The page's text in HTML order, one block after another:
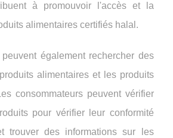
à promouvoir l'accès et la
alimentaires certifiés halal.
peuvent également rechercher des
alimentaires et les produits
consommateurs peuvent vérifier
pour vérifier leur conformité
trouver des informations sur les